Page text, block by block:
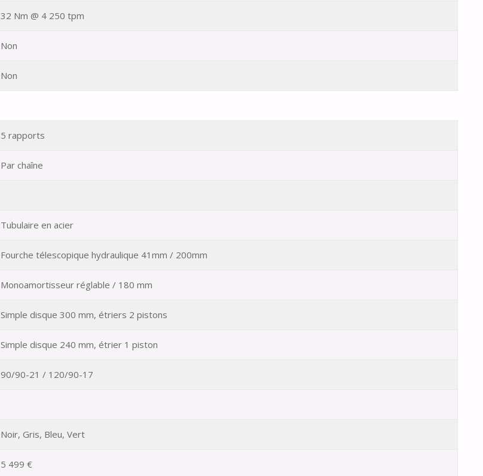
32 Nm @ 4 250 tpm
Non
Non
5 rapports
Par chaîne
Tubulaire en acier
Fourche télescopique hydraulique 41mm / 200mm
Monoamortisseur réglable / 180 mm
Simple disque 300 mm, étriers 2 pistons
Simple disque 240 mm, étrier 1 piston
90/90-21 / 120/90-17
Noir, Gris, Bleu, Vert
5 499 €